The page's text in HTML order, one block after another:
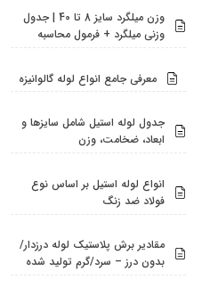
وزن میلگرد سایز 8 تا 40 | جدول
وزنی میلگرد + فرمول محاسبه
معرفی جامع انواع لوله گالوانیزه
جدول لوله استیل شامل سایزها و
ابعاد، ضخامت، وزن
انواع لوله استیل بر اساس نوع
فولاد ضد زنگ
مقادیر برش پلاستیک لوله درزدار/
بدون درز – سرد/گرم تولید شده